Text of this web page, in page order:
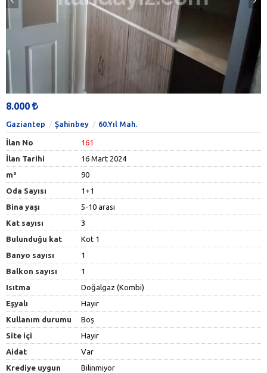
8.000
Gaziantep Şahinbey 60.Yıl Mah.
İlan No
161
İlan Tarihi
16 Mart 2024
m²
90
Oda Sayısı
1+1
Bina yaşı
5-10 arası
Kat sayısı
3
Bulunduğu kat
Kot 1
Banyo sayısı
1
Balkon sayısı
1
Isıtma
Doğalgaz (Kombi)
Eşyalı
Hayır
Kullanım durumu
Boş
Site içi
Hayır
Aidat
Var
Krediye uygun
Bilinmiyor